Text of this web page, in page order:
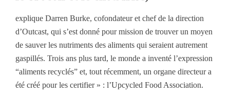
explique Darren Burke, cofondateur et chef de la direction
d’Outcast, qui s’est donné pour mission de trouver un moyen
de sauver les nutriments des aliments qui seraient autrement
gaspillés. Trois ans plus tard, le monde a inventé l’expression
“aliments recyclés” et, tout récemment, un organe directeur a
été créé pour les certifier » : l’Upcycled Food Association.